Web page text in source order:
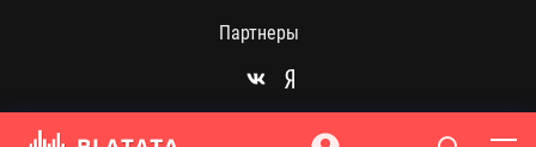
Партнеры